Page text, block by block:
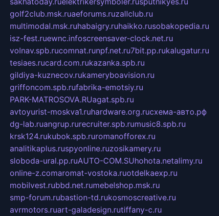
golf2club.msk.ruaeforums.ruzallclub.ru
multimodal.msk.ruhabaigry.ruhaikko.rusobakopedia.ru
isz-fest.ruewnc.infoscreensaver-clock.net.ru
volnav.spb.rucomnat.runpf.net.ru7bit.pp.rukalugatur.ru
tesiaes.rucard.com.rukazanka.spb.ru
gildiya-kuznecov.rukameryboavision.ru
griffoncom.spb.rufabrika-emotsiy.ru
PARK-MATROSOVA.RUagat.spb.ru
avtoyurist-moskva1.ruhardware.org.ruсхема-авто.рф
dg-lab.ruangrup.rurecruiter.spb.rumusic8.spb.ru
krsk124.rukubok.spb.ruromanofforex.ru
analitikaplus.ruspyonline.ruzosikamery.ru
sloboda-ural.pp.ruAUTO-COM.SUhohota.netalimy.ru
online-z.comaromat-vostoka.ruotdelkaexp.ru
mobilvest.rubbd.net.rumebelshop.msk.ru
smp-forum.rubastion-td.rukosmoscreative.ru
avrmotors.ruart-galadesign.rutiffany-c.ru